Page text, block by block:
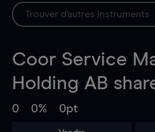
Coor Service
Holding AB
0 0% 0pt